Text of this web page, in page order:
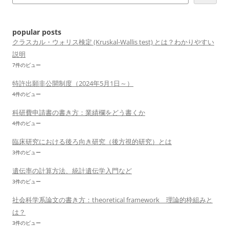
popular posts
クラスカル・ウォリス検定 (Kruskal-Wallis test) とは？わかりやすい
説明
7件のビュー
特許出願非公開制度（2024年5月1日～）
4件のビュー
科研費申請書の書き方：業績欄をどう書くか
4件のビュー
臨床研究における後ろ向き研究（後方視的研究）とは
3件のビュー
遺伝率の計算方法、統計遺伝学入門など
3件のビュー
社会科学系論文の書き方：theoretical framework 理論的枠組みと
は？
3件のビュー